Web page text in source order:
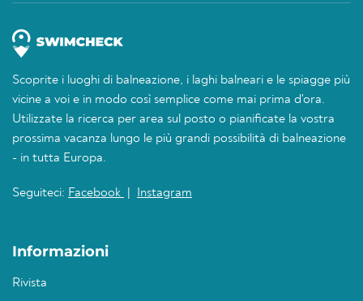
Scoprite i luoghi di balneazione, i laghi balneari e le spiagge più
vicine a voi e in modo così semplice come mai prima d'ora.
Utilizzate la ricerca per area sul posto o pianificate la vostra
prossima vacanza lungo le più grandi possibilità di balneazione
- in tutta Europa.
Seguiteci: Facebook Instagram
Informazioni
Rivista